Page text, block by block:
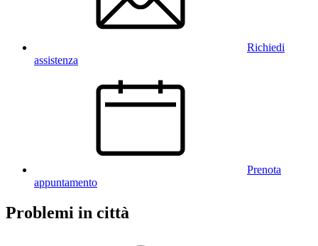
Richiedi
assistenza
Prenota
appuntamento
Problemi in città